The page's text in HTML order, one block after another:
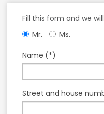
Fill this form and we
Mr.
Ms.
Name (*)
Street and house